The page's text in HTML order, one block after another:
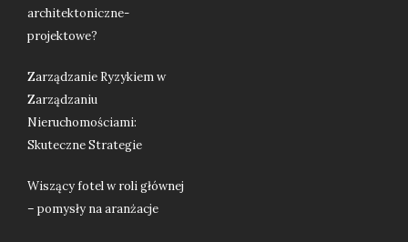
architektoniczne-
projektowe?
Zarządzanie Ryzykiem w
Zarządzaniu
Nieruchomościami:
Skuteczne Strategie
Wiszący fotel w roli głównej
– pomysły na aranżacje